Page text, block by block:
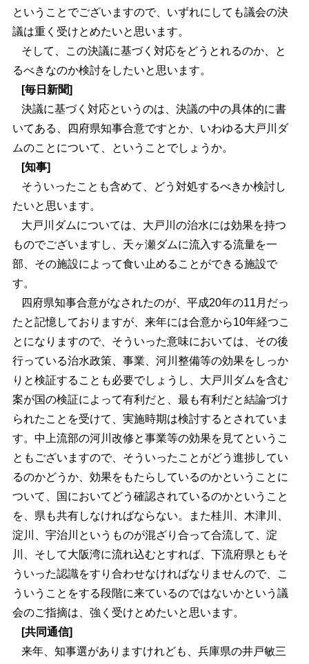
ということでございますので、いずれにしても議会の決
議は重く受けとめたいと思います。
そして、この決議に基づく対応をどうとれるのか、と
るべきなのか検討をしたいと思います。
[毎日新聞]
決議に基づく対応というのは、決議の中の具体的に書
いてある、四府県知事合意ですとか、いわゆる大戸川ダ
ムのことについて、ということでしょうか。
[知事]
そういったことも含めて、どう対処するべきか検討し
たいと思います。
大戸川ダムについては、大戸川の治水には効果を持つ
ものでございますし、天ヶ瀬ダムに流入する流量を一
部、その施設によって食い止めることができる施設で
す。
四府県知事合意がなされたのが、平成20年の11月だっ
たと記憶しておりますが、来年には合意から10年経つこ
とになりますので、そういった意味においては、その後
行っている治水政策、事業、河川整備等の効果をしっか
りと検証することも必要でしょうし、大戸川ダムを含む
案が国の検証によって有利だと、最も有利だと結論づけ
られたことを受けて、実施時期は検討するとされていま
す。中上流部の河川改修と事業等の効果を見てというこ
ともございますので、そういったことがどう進捗してい
るのかどうか、効果をもたらしているのかということに
ついて、国においてどう確認されているのかということ
を、県も共有しなければならない。また桂川、木津川、
淀川、宇治川というものが混ざり合って合流して、淀
川、そして大阪湾に流れ込むとすれば、下流府県ともそ
ういった認識をすり合わせなければなりませんので、こ
ういうことをする段階に来ているのではないかという議
会のご指摘は、強く受けとめたいと思います。
[共同通信]
来年、知事選がありますけれども、兵庫県の井戸敏三